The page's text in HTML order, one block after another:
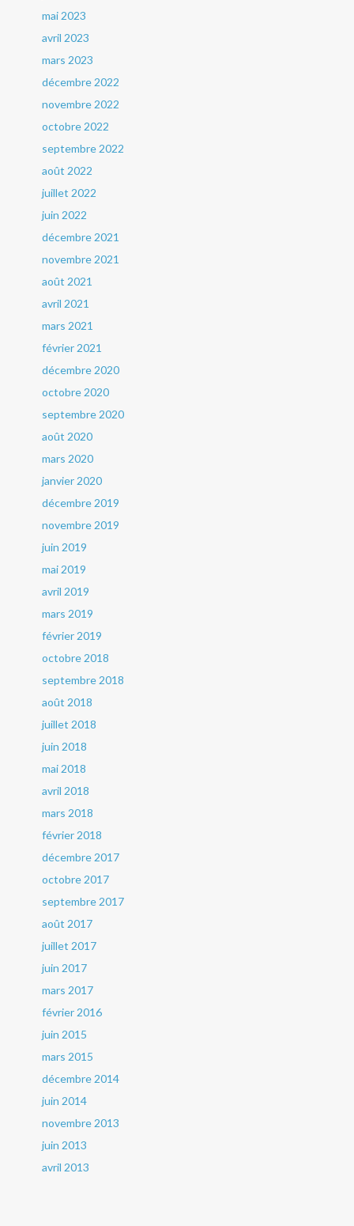
mai 2023
avril 2023
mars 2023
décembre 2022
novembre 2022
octobre 2022
septembre 2022
août 2022
juillet 2022
juin 2022
décembre 2021
novembre 2021
août 2021
avril 2021
mars 2021
février 2021
décembre 2020
octobre 2020
septembre 2020
août 2020
mars 2020
janvier 2020
décembre 2019
novembre 2019
juin 2019
mai 2019
avril 2019
mars 2019
février 2019
octobre 2018
septembre 2018
août 2018
juillet 2018
juin 2018
mai 2018
avril 2018
mars 2018
février 2018
décembre 2017
octobre 2017
septembre 2017
août 2017
juillet 2017
juin 2017
mars 2017
février 2016
juin 2015
mars 2015
décembre 2014
juin 2014
novembre 2013
juin 2013
avril 2013